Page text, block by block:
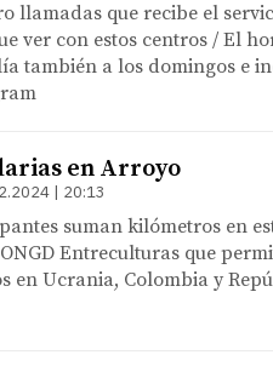
llamadas que recibe el
ver con estos centros / El
también a los domingos e
en Arroyo
| 20:13
suman kilómetros en
Entreculturas que
en Ucrania, Colombia y